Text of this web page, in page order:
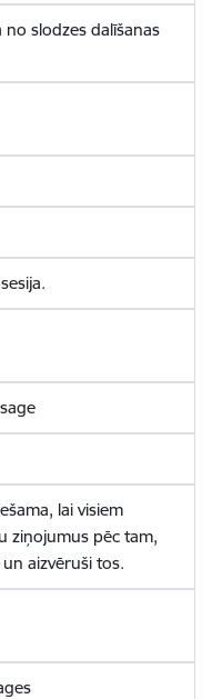
no slodzes dalīšanas
lai visiem
ziņojumus pēc tam,
aizvēruši tos.